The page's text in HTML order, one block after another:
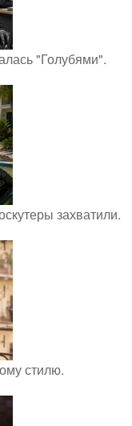
"Голубями".
захватили.
стилю.